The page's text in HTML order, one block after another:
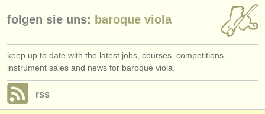
folgen sie uns: baroque viola
keep up to date with the latest jobs, courses, competitions,
instrument sales and news for baroque viola.
rss